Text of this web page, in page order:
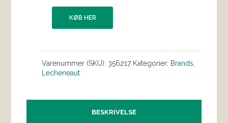
KØB HER
Varenummer (SKU): 356217 Kategorier: Brands
Lecheneaut
BESKRIVELSE